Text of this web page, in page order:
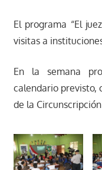
El programa “El
visitas a
En la semana
calendario previsto,
de la